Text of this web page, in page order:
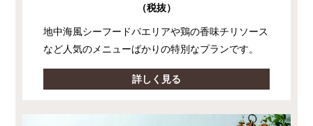
（税抜）
地中海風シーフードパエリアや鶏の香味チリソース
など人気のメニューばかりの特別なプランです。
詳しく見る